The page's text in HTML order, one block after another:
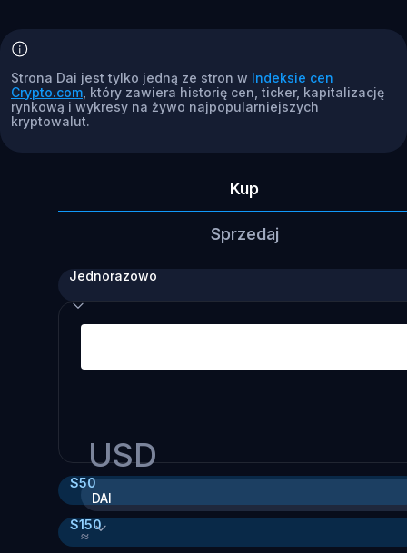
Strona Dai jest tylko jedną ze stron w Indeksie cen
Crypto.com , który zawiera historię cen, ticker, kapitalizację
rynkową i wykresy na żywo najpopularniejszych
kryptowalut.
Kup
Sprzedaj
Jednorazowo
USD
DAI
≈
$50
$150